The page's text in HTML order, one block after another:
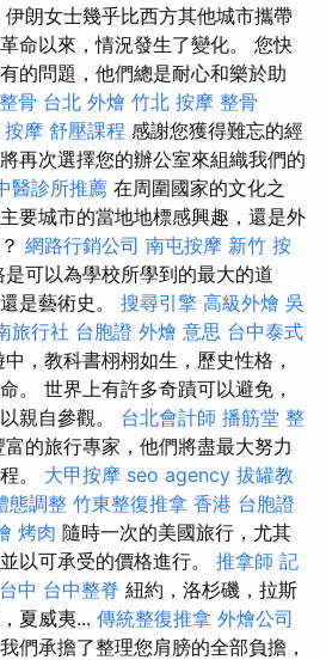
伊朗女士幾乎比西方其他城市攜帶
命以來，情況發生了變化。 您快
的問題，他們總是耐心和樂於助
骨 台北 外燴 竹北 按摩 整骨
摩 舒壓課程 感謝您獲得難忘的經
再次選擇您的辦公室來組織我們的
醫診所推薦 在周圍國家的文化之
要城市的當地地標感興趣，還是外
網路行銷公司 南屯按摩 新竹 按
可以為學校所學到的最大的道
是藝術史。 搜尋引擎 高級外燴 吳
旅行社 台胞證 外燴 意思 台中泰式
，教科書栩栩如生，歷史性格，
。 世界上有許多奇蹟可以避免，
親自參觀。 台北會計師 播筋堂 整
的旅行專家，他們將盡最大努力
。 大甲按摩 seo agency 拔罐教
態調整 竹東整復推拿 香港 台胞證
烤肉 隨時一次的美國旅行，尤其
以可承受的價格進行。 推拿師 記
中 台中整脊 紐約，洛杉磯，拉斯
夏威夷... 傳統整復推拿 外燴公司
們承擔了整理您肩膀的全部負擔，